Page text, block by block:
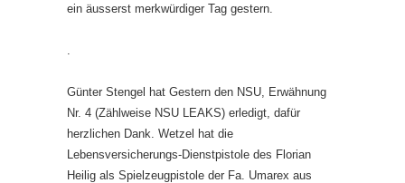
ein äusserst merkwürdiger Tag gestern.
Günter Stengel hat Gestern den NSU, Erwähnung
Nr. 4 (Zählweise NSU LEAKS) erledigt, dafür
herzlichen Dank. Wetzel hat die
Lebensversicherungs-Dienstpistole des Florian
Heilig als Spielzeugpistole der Fa. Umarex aus